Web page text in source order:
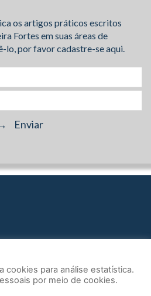
os artigos práticos escritos
Fortes em suas áreas de
lo, por favor cadastre-se aqui.
cookies para análise estatística.
por meio de cookies.